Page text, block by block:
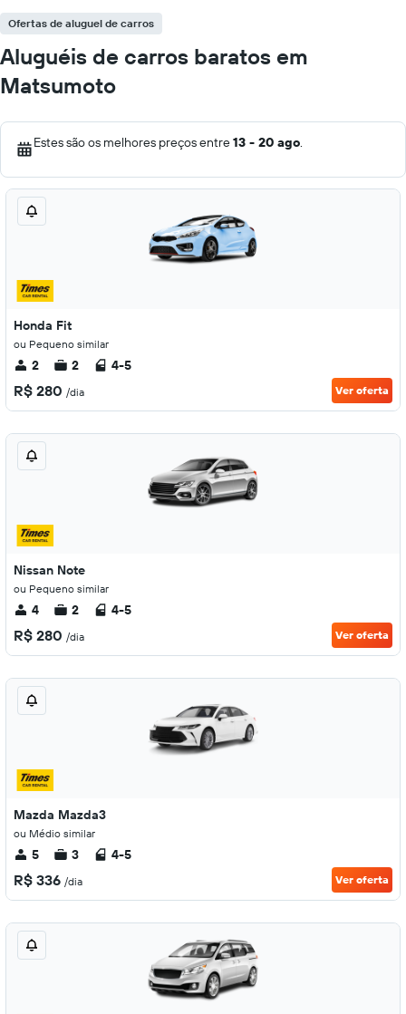
Ofertas de aluguel de carros
Aluguéis de carros baratos em
Matsumoto
Estes são os melhores preços entre13 - 20 ago.
Honda Fit
ou Pequeno similar
2 2 4-5
R$ 280 /dia Ver oferta
Nissan Note
ou Pequeno similar
4 2 4-5
R$ 280 /dia Ver oferta
Mazda Mazda3
ou Médio similar
5 3 4-5
R$ 336 /dia Ver oferta